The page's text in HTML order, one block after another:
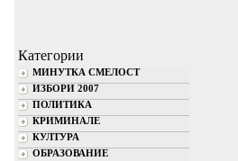
Категории
МИНУТКА СМЕЛОСТ
ИЗБОРИ 2007
ПОЛИТИКА
КРИМИНАЛЕ
КУЛТУРА
ОБРАЗОВАНИЕ